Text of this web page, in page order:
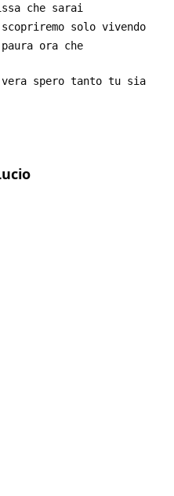
che sarai
solo vivendo